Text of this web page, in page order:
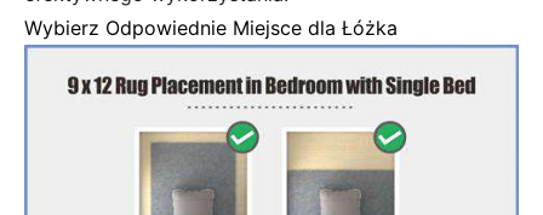
Wybierz Odpowiednie Miejsce dla Łóżka